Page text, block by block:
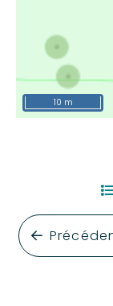
10 m